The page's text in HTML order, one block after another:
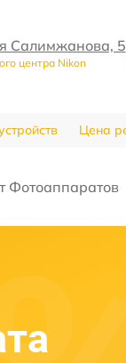
Салимжанова, 5
центра Nikon
Цена
Фотоаппаратов